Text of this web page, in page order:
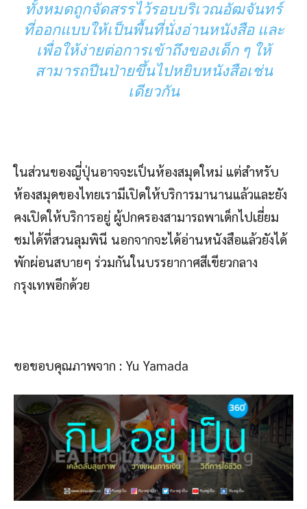
ทั้งหมดถูกจัดสรรไว้รอบบริเวณอัฒจันทร์
ที่ออกแบบให้เป็นพื้นที่นั่งอ่านหนังสือ และ
เพื่อให้ง่ายต่อการเข้าถึงของเด็ก ๆ ให้
สามารถปีนป่ายขึ้นไปหยิบหนังสือเช่น
เดียวกัน
ในส่วนของญี่ปุ่นอาจจะเป็นห้องสมุดใหม่ แต่สำหรับ
ห้องสมุดของไทยเรามีเปิดให้บริการมานานแล้วและยัง
คงเปิดให้บริการอยู่ ผู้ปกครองสามารถพาเด็กไปเยี่ยม
ชมได้ที่สวนลุมพินี นอกจากจะได้อ่านหนังสือแล้วยังได้
พักผ่อนสบายๆ ร่วมกันในบรรยากาศสีเขียวกลาง
กรุงเทพอีกด้วย
ขอขอบคุณภาพจาก : Yu Yamada